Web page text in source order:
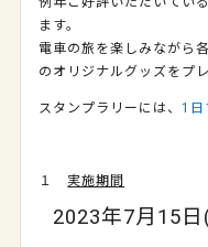
ます。
電車の旅を楽しみながら
のオリジナルグッズをプ
スタンプラリーには、 1日
１ 実施期間
2023年7月15